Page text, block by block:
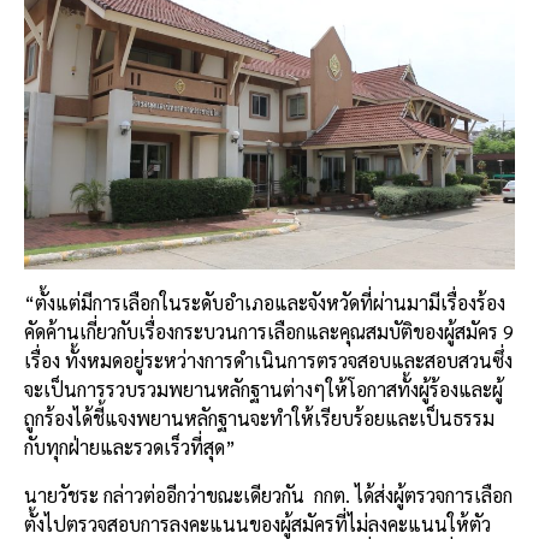
“ตั้งแต่มีการเลือกในระดับอำเภอและจังหวัดที่ผ่านมามีเรื่องร้อง
คัดค้านเกี่ยวกับเรื่องกระบวนการเลือกและคุณสมบัติของผู้สมัคร 9
เรื่อง ทั้งหมดอยู่ระหว่างการดำเนินการตรวจสอบและสอบสวนซึ่ง
จะเป็นการรวบรวมพยานหลักฐานต่างๆให้โอกาสทั้งผู้ร้องและผู้
ถูกร้องได้ชี้แจงพยานหลักฐานจะทำให้เรียบร้อยและเป็นธรรม
กับทุกฝ่ายและรวดเร็วที่สุด”
นายวัชระ กล่าวต่ออีกว่าขณะเดียวกัน กกต. ได้ส่งผู้ตรวจการเลือก
ตั้งไปตรวจสอบการลงคะแนนของผู้สมัครที่ไม่ลงคะแนนให้ตัว